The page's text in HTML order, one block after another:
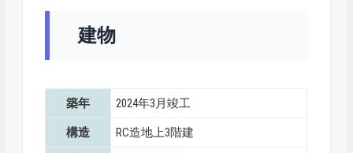
建物
築年 2024年3月竣工
構造 RC造地上3階建